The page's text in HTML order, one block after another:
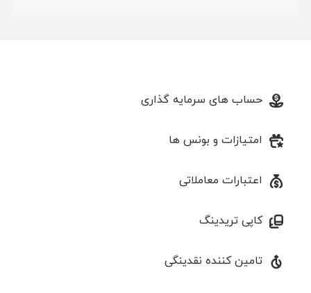
حساب های سرمایه گذاری
امتیازات و بونس ها
اعتبارات معاملاتی
کاپی تریدینگ
تامین کننده نقدینگی